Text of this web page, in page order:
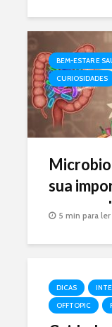
BEM-ESTAR E
CURIOSIDADES
sua
o5 min para ler
DICAS
OFFTOPIC